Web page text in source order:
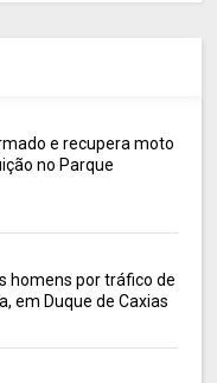
e recupera moto
no Parque
homens por tráfico de
em Duque de Caxias